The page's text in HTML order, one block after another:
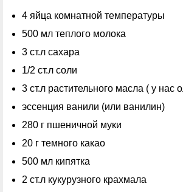
4 яйца комнатной температуры
500 мл теплого молока
3 ст.л сахара
1/2 ст.л соли
3 ст.л растительного масла ( у нас
эссенция ванили (или ванилин)
280 г пшеничной муки
20 г темного какао
500 мл кипятка
2 ст.л кукурузного крахмала